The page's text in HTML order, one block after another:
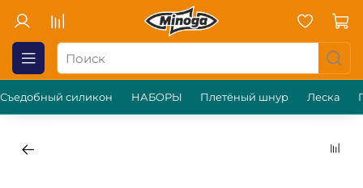
Съедобный силикон НАБОРЫ Плетёный шнур Леска